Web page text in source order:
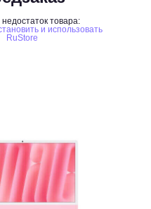
товара:
и использовать
RuStore